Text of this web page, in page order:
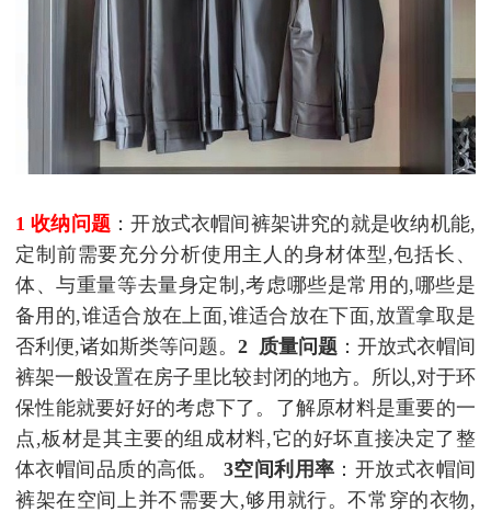
1 收纳问题 ：开放式衣帽间裤架讲究的就是收纳机能,
定制前需要充分分析使用主人的身材体型,包括长、
体、与重量等去量身定制,考虑哪些是常用的,哪些是
备用的,谁适合放在上面,谁适合放在下面,放置拿取是
否利便,诸如斯类等问题。 2 质量问题 ：开放式衣帽间
裤架一般设置在房子里比较封闭的地方。所以,对于环
保性能就要好好的考虑下了。了解原材料是重要的一
点,板材是其主要的组成材料,它的好坏直接决定了整
体衣帽间品质的高低。
3空间利用率 ：开放式衣帽间
裤架在空间上并不需要大,够用就行。不常穿的衣物,